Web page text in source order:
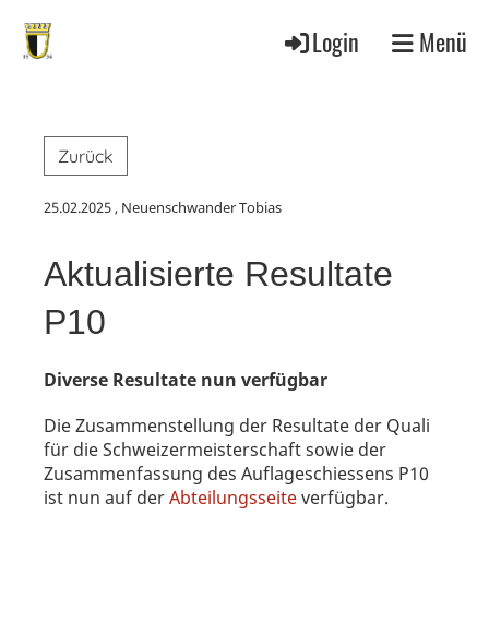
Login Menü
Zurück
25.02.2025, Neuenschwander Tobias
Aktualisierte Resultate
P10
Diverse Resultate nun verfügbar
Die Zusammenstellung der Resultate der Quali
für die Schweizermeisterschaft sowie der
Zusammenfassung des Auflageschiessens P10
ist nun auf derAbteilungsseiteverfügbar.